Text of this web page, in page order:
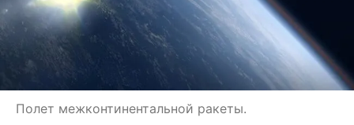
Полет межконтинентальной ракеты.